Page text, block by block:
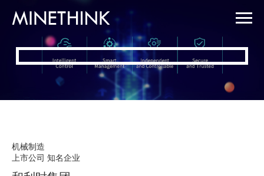
机械制造
上市公司 知名企业